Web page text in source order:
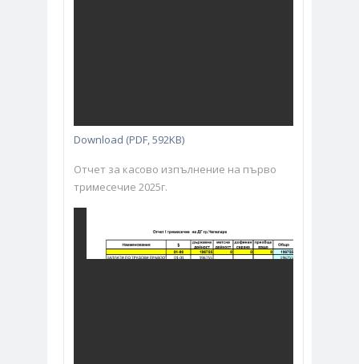
Download (PDF, 592KB)
Отчет за касово изпълнение на първо
тримесечие 2025г.